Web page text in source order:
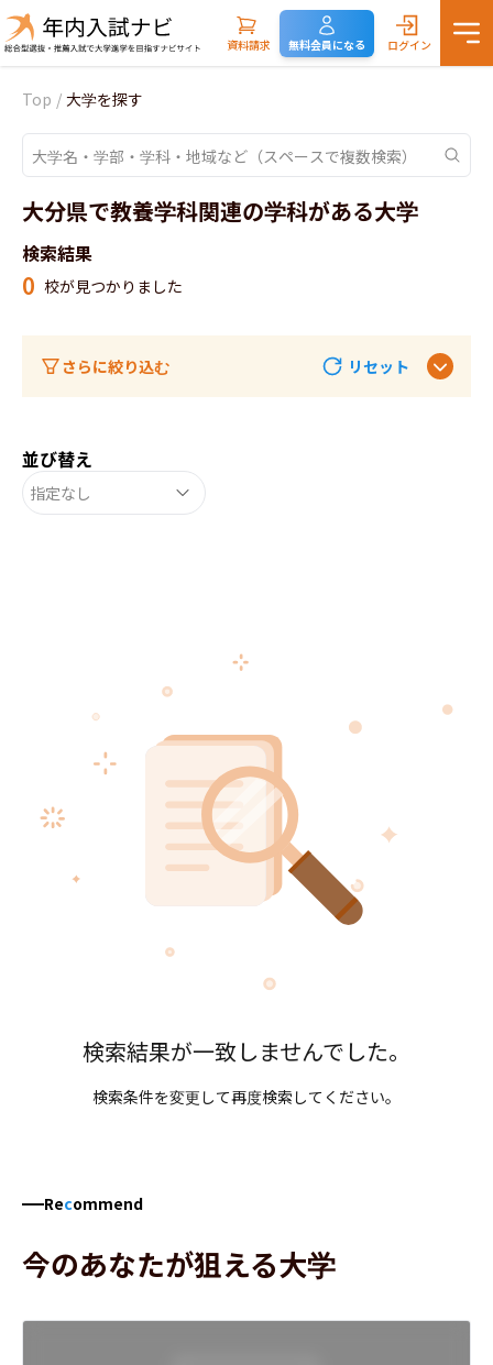
資料請求 無料会員になる ログイン
Top / 大学を探す
大分県で教養学科関連の学科がある大学
検索結果
0 校が見つかりました
さらに絞り込む リセット
並び替え
指定なし
検索結果が一致しませんでした。
検索条件を変更して再度検索してください。
Recommend
今のあなたが狙える大学